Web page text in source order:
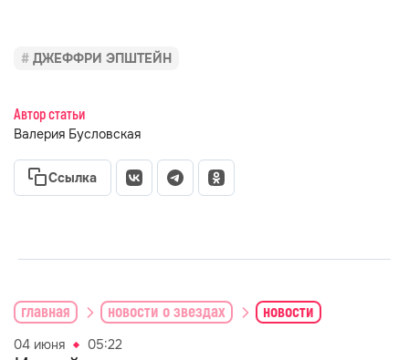
ДЖЕФФРИ ЭПШТЕЙН
Автор статьи
Валерия Бусловская
Ссылка
главная новости о звездах новости
04 июня 05:22